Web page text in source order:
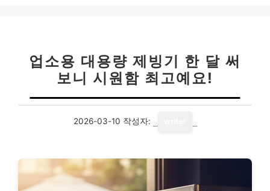
업소용 대용량 제빙기 한 달 써
보니 시원함 최고예요!
2026-03-10 작성자: